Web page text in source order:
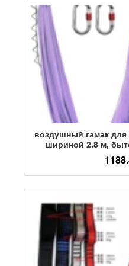
воздушный гамак
шириной 2,8 м,
помещений,
подвесная